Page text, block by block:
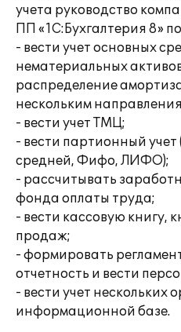
учета руководство
ПП «1С:Бухгалтерия 8»
- вести учет основных
нематериальных
распределение
нескольким
- вести учет ТМЦ;
- вести партионный
средней, Фифо, ЛИФО);
- рассчитывать
фонда оплаты труда;
- вести кассовую книгу,
продаж;
- формировать
отчетность и вести
- вести учет нескольких
информационной базе.